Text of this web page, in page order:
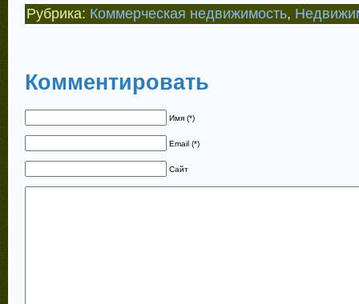
Рубрика: Коммерческая недвижимость,
Комментировать
Имя (*)
Email (*)
Сайт